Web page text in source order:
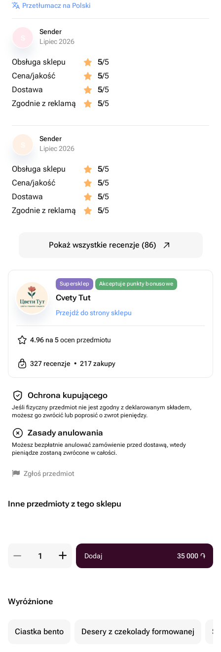
Przetłumacz na Polski
Sender
Lipiec 2026
Obsługa sklepu 5/5
Cena/jakość
5/5
Dostawa
5/5
Zgodnie z reklamą
5/5
S
Sender
Lipiec 2026
Obsługa sklepu 5/5
Cena/jakość
5/5
Dostawa
5/5
Zgodnie z reklamą
5/5
Pokaż wszystkie recenzje (86)
Supersklep Akceptuje punkty bonusowe
Cvety Tut
Przejdź do strony sklepu
4.96 na 5ocen przedmiotu
327 recenzje • 217zakupy
Ochrona kupującego
Jeśli fizyczny przedmiot nie jest zgodny z deklarowanym składem,
możesz go zwrócić lub poprosić o zwrot pieniędzy.
Zasady anulowania
Możesz bezpłatnie anulować zamówienie przed dostawą, wtedy
pieniądze zostaną zwrócone w całości.
Zgłoś przedmiot
Inne przedmioty z tego sklepu
Dodaj 35 000 ֏
Wyróżnione
Ciastka bento Desery z czekolady formowanej